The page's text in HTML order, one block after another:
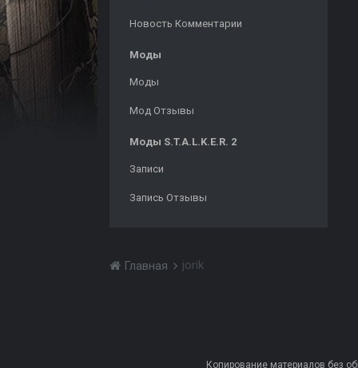
Новость Комментарии
Моды
Моды
Мод Отзывы
Моды S.T.A.L.K.E.R. 2
Записи
Запись Отзывы
Главная jorik
Копирование материалов без